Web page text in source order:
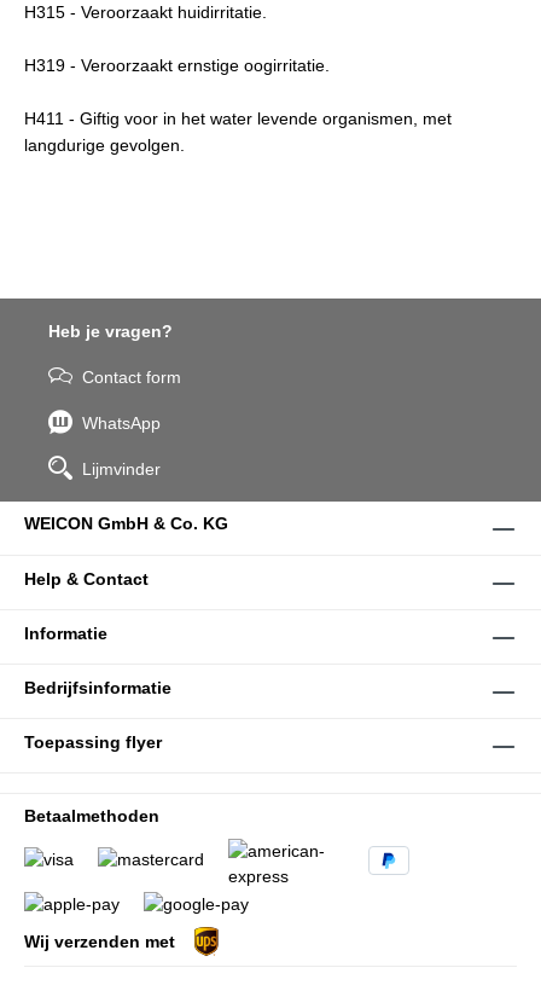
H315 - Veroorzaakt huidirritatie.
H319 - Veroorzaakt ernstige oogirritatie.
H411 - Giftig voor in het water levende organismen, met
langdurige gevolgen.
Heb je vragen?
Contact form
WhatsApp
Lijmvinder
WEICON GmbH & Co. KG
Help & Contact
Informatie
Bedrijfsinformatie
Toepassing flyer
Betaalmethoden
Wij verzenden met